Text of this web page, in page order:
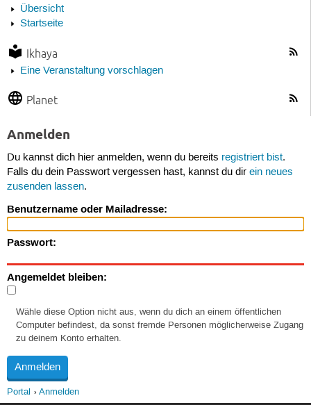
Übersicht
Startseite
Ikhaya
Eine Veranstaltung vorschlagen
Planet
Anmelden
Du kannst dich hier anmelden, wenn du bereits registriert bist.
Falls du dein Passwort vergessen hast, kannst du dir ein neues
zusenden lassen.
Benutzername oder Mailadresse:
Passwort:
Angemeldet bleiben:
Wähle diese Option nicht aus, wenn du dich an einem öffentlichen
Computer befindest, da sonst fremde Personen möglicherweise Zugang
zu deinem Konto erhalten.
Portal Anmelden